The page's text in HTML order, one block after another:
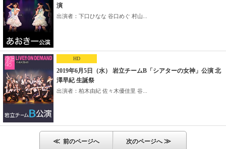
演
出演者：下口ひなな 谷口めぐ 村山...
HD
2019年6月5日（水） 岩立チームB「シアターの女神」公演 北
澤早紀 生誕祭
出演者：柏木由紀 佐々木優佳里 谷...
≪ 前のページへ 次のページへ≫